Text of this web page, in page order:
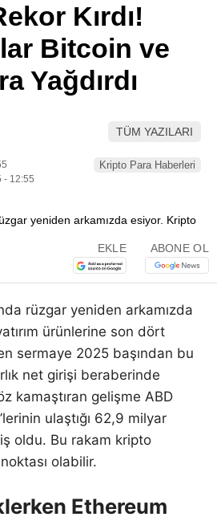
TikTok
Kırdı!
Bitcoin ve
Yağdırdı
TÜM YAZILARI
- 12:55
Kripto Para Haberleri
EKLE ABONE OL
rüzgar yeniden arkamızda
ürünlerine son dört
sermaye 2025 başından bu
net girişi beraberinde
kamaştıran gelişme ABD
ulaştığı 62,9 milyar
oldu. Bu rakam kripto
olabilir.
Ethereum